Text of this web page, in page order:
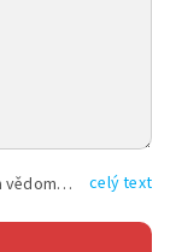
Vyplněním shora uvedených údajů beru na vědomí, že společnost TEXT FACTORY s.r.o., sídlem Brno, Durďákova 336/29, Černá Pole, PSČ: 613 00, IČ: 06157831, zapsané u Krajského soudu v Brně, oddíl C, vložka 100399, bude zpracovávat mé osobní údaje uvedené v rámci mnou vyplněného registračního formuláře na základě oprávněných zájmů TEXT FACTORY s.r.o. dle čl. 6 odst. 1 písm. f) GDPR a pro splnění právních povinností (čl. 6 odst. 1 písm. c) GDPR), a to pro tyto účely: nezbytnost zajistit oprávnění návštěvníka webových stránek provozovaných společností TEXT FACTORY s.r.o. přispívat aktivně ke zveřejněným článkům nebo v rámci diskusních fór a výkon práv TEXT FACTORY s.r.o. jako administrátora těchto diskusních fór. Více informací o zpracování osobních údajů a právech lze nalézt v celý text